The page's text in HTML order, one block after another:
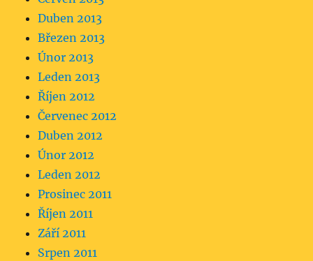
Duben 2013
Březen 2013
Únor 2013
Leden 2013
Říjen 2012
Červenec 2012
Duben 2012
Únor 2012
Leden 2012
Prosinec 2011
Říjen 2011
Září 2011
Srpen 2011